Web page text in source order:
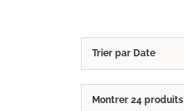
Trier par Date
Montrer 24 produits